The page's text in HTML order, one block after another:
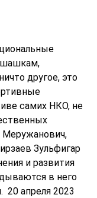
шашкам,
другое, это
самих НКО, не
Меружанович,
Зульфигар
и развития
в него
апреля 2023